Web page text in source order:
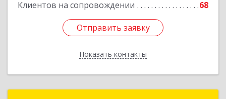
Клиентов на сопровождении 68
Отправить заявку
Показать контакты
Отправить заявку
Назад